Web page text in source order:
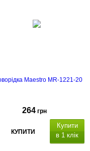
Maestro MR-1221-20
264 грн
КУПИТИ
Купити
в 1 клік